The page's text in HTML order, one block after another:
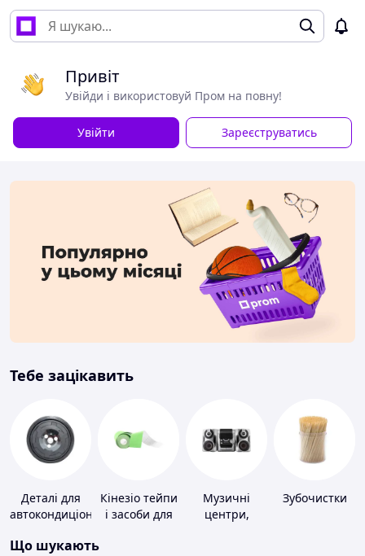
Привіт
Увійди і використовуй Пром на повну!
Увійти Зареєструватись
Тебе зацікавить
Деталі для
автокондиціонерів
Кінезіо тейпи
і засоби для
Музичні
центри,
Зубочистки
Що шукають